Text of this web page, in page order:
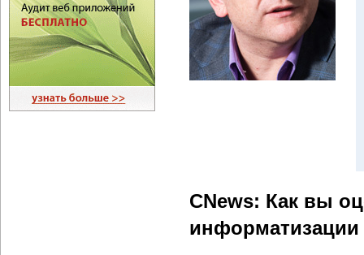
CNews: Как вы
информатизации